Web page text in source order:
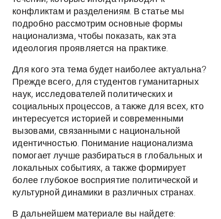
конфликтам и разделениям. В статье мы
подробно рассмотрим основные формы
национализма, чтобы показать, как эта
идеология проявляется на практике.
Для кого эта тема будет наиболее актуальна?
Прежде всего, для студентов гуманитарных
наук, исследователей политических и
социальных процессов, а также для всех, кто
интересуется историей и современными
вызовами, связанными с национальной
идентичностью. Понимание национализма
помогает лучше разбираться в глобальных и
локальных событиях, а также формирует
более глубокое восприятие политической и
культурной динамики в различных странах.
В дальнейшем материале вы найдете: